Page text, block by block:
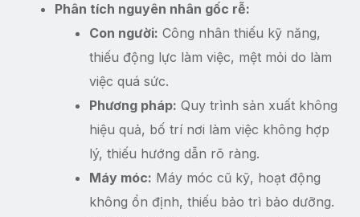
Phân tích nguyên nhân gốc rễ:
Con người: Công nhân thiếu kỹ năng,
thiếu động lực làm việc, mệt mỏi do làm
việc quá sức.
Phương pháp: Quy trình sản xuất không
hiệu quả, bố trí nơi làm việc không hợp
lý, thiếu hướng dẫn rõ ràng.
Máy móc: Máy móc cũ kỹ, hoạt động
không ổn định, thiếu bảo trì bảo dưỡng.